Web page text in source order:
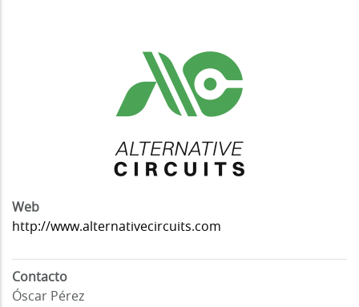
Web
http://www.alternativecircuits.com
Contacto
Óscar Pérez